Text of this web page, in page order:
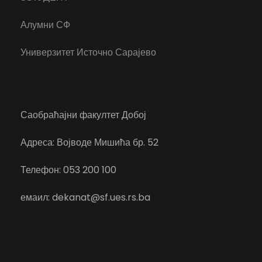
Алумни СФ
Универзитет Источно Сарајево
Саобраћајни факултет Добој
Адреса: Војводе Мишића бр. 52
Телефон: 053 200 100
емаил: dekanat@sf.ues.rs.ba